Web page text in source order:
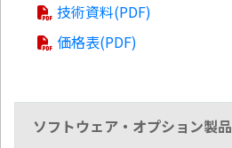
技術資料(PDF)
価格表(PDF)
ソフトウェア・オプション製品